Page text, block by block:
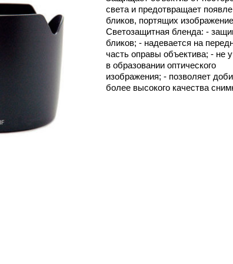
света и предотвращает
бликов, портящих
Светозащитная бленда: -
бликов; - надевается на
часть оправы объектива; - не
в образовании оптического
изображения; - позволяет
более высокого качества